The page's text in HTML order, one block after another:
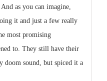
as you can imagine,
it and just a few really
most promising
to. They still have their
doom sound, but spiced it a